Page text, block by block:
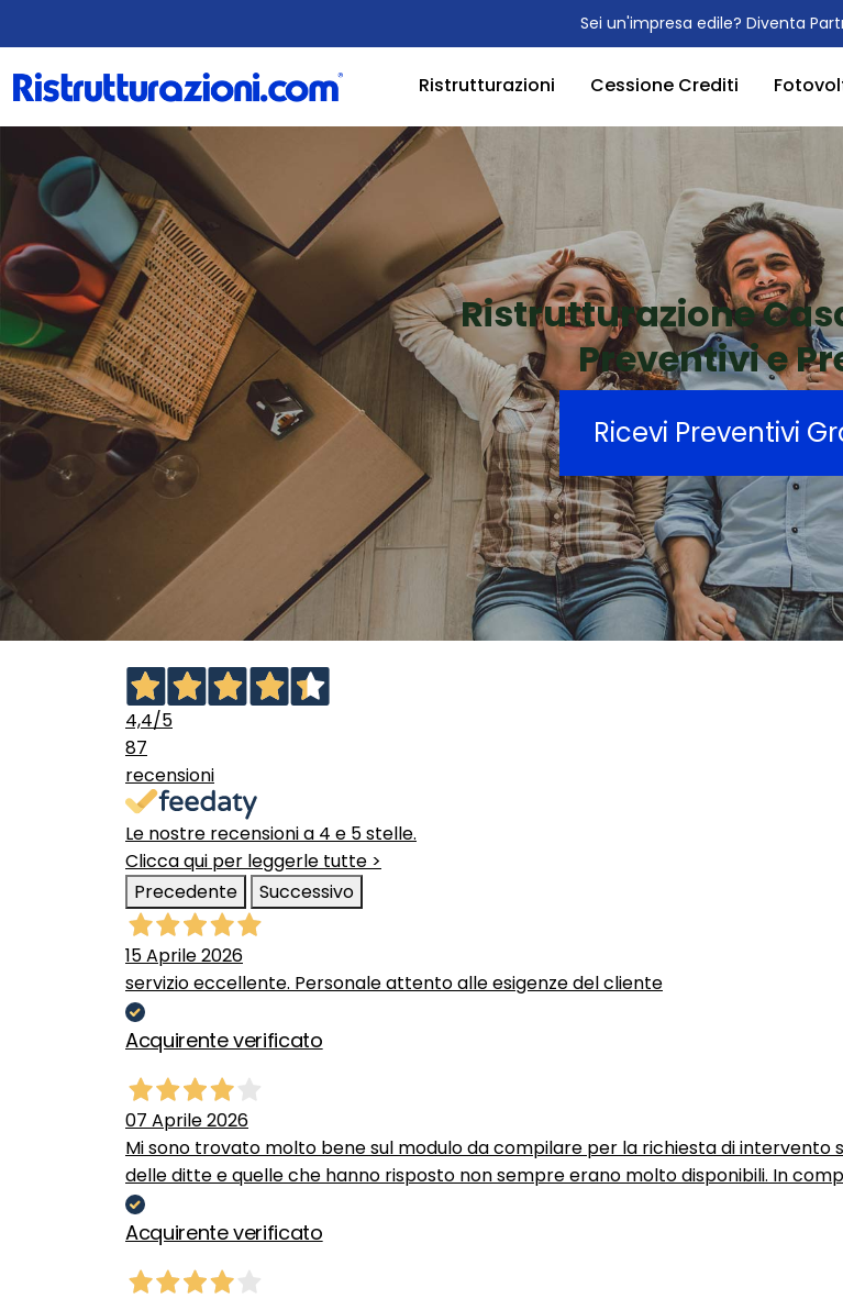
Sei un'impresa edile? Diventa
Ristrutturazioni Cessione Crediti
Ristrutturazione
Preventivi e
Ricevi Preventivi
4,4/5
87
recensioni
Le nostre recensioni a 4 e 5 stelle.
Clicca qui per leggerle tutte >
Precedente
Successivo
15 Aprile 2026
servizio eccellente. Personale attento alle esigenze del cliente
Acquirente verificato
07 Aprile 2026
Mi sono trovato molto bene sul modulo da compilare per la richiesta di
delle ditte e quelle che hanno risposto non sempre erano molto disponibili. In
Acquirente verificato